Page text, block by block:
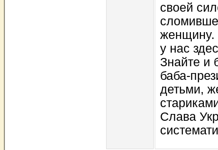
своей
женщину.
у нас
Знайте и
баба-
детьми,
Слава